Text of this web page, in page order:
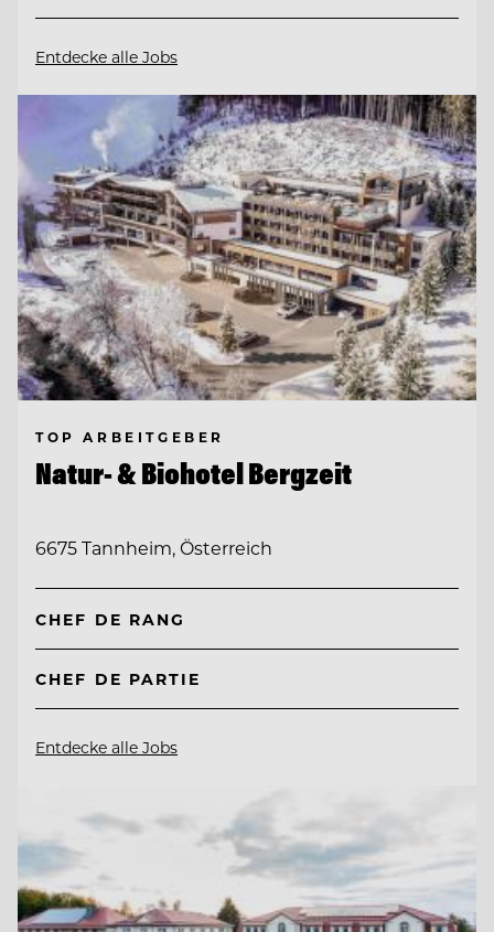
Entdecke alle Jobs
TOP ARBEITGEBER
Natur- & Biohotel Bergzeit
6675 Tannheim, Österreich
CHEF DE RANG
CHEF DE PARTIE
Entdecke alle Jobs